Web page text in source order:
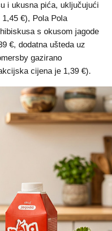
i ukusna pića, uključujući
€), Pola Pola
s okusom jagode
€, dodatna ušteda uz
gazirano
cijena je 1,39 €).